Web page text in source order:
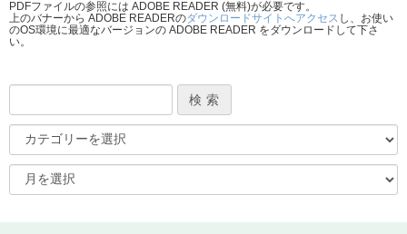
PDFファイルの参照には ADOBE READER (無料)が必要です。
上のバナーから ADOBE READERのダウンロードサイトへアクセス し、お使い
のOS環境に最適なバージョンの ADOBE READER をダウンロードして下さ
い。